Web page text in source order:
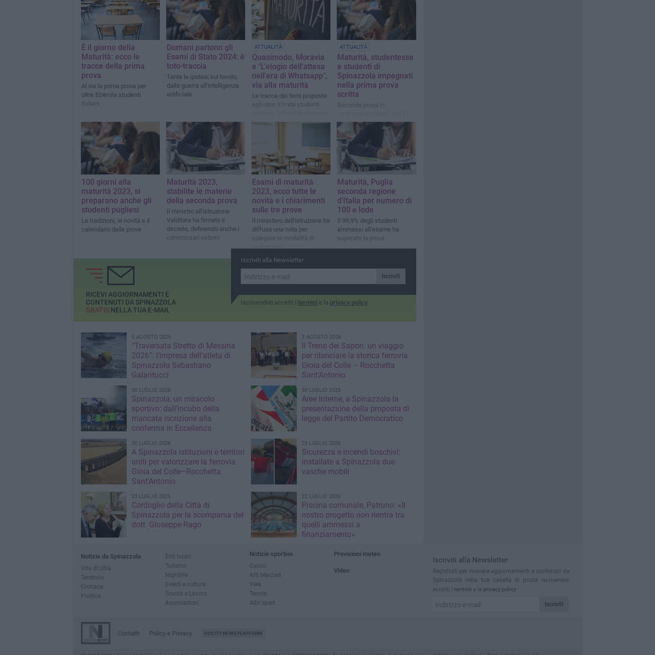
È il giorno della
Maturità: ecco le
tracce della prima
prova
Al via la prima prova per
oltre 524mila studenti
italiani
Domani partono gli
Esami di Stato 2024: è
toto-traccia
Tante le ipotesi sul tavolo,
dalla guerra all'intelligenza
artificiale
ATTUALITÀ
Quasimodo, Moravia
e "L'elogio dell'attesa
nell'era di Whatsapp",
via alla maturità
Le tracce dei temi proposte
agli oltre 37mila studenti
prova scritta
ATTUALITÀ
Maturità, studentesse
e studenti di
Spinazzola impegnati
nella prima prova
scritta
Seconda prova in
gli orali
100 giorni alla
maturità 2023, si
preparano anche gli
studenti pugliesi
Le tradizioni, le novità e il
calendario delle prove
Maturità 2023,
stabilite le materie
della seconda prova
Il ministro all'istruzione
Valditara ha firmato il
decreto, definendo anche i
commissari esterni
Esami di maturità
2023, ecco tutte le
novità e i chiarimenti
sulle tre prove
Il ministero dell'istruzione ha
diffuso una nota per
spiegare le modalità di
svolgimento
Maturità, Puglia
seconda regione
d'Italia per numero di
100 e lode
Il 99,9% degli studenti
ammessi all'esame ha
superato la prova
Iscriviti alla Newsletter
Iscriviti
Iscrivendoti accetti i termini e la privacy policy
RICEVI AGGIORNAMENTI E
CONTENUTI DA SPINAZZOLA
GRATISNELLA TUA E-MAIL
5 AGOSTO 2026
“Traversata Stretto di Messina
2026”: l’impresa dell’atleta di
Spinazzola Sebastiano
Galantucci
3 AGOSTO 2026
Il Treno dei Sapori: un viaggio
per rilanciare la storica ferrovia
Gioia del Colle – Rocchetta
Sant’Antonio
30 LUGLIO 2026
Spinazzola, un miracolo
sportivo: dall’incubo della
mancata iscrizione alla
conferma in Eccellenza
30 LUGLIO 2026
Aree Interne, a Spinazzola la
presentazione della proposta di
legge del Partito Democratico
30 LUGLIO 2026
A Spinazzola istituzioni e territori
uniti per valorizzare la ferrovia
Gioia del Colle–Rocchetta
Sant'Antonio
23 LUGLIO 2026
Sicurezza e incendi boschivi:
installate a Spinazzola due
vasche mobili
23 LUGLIO 2026
Cordoglio della Città di
Spinazzola per la scomparsa del
dott. Giuseppe Rago
22 LUGLIO 2026
Piscina comunale, Patruno: «Il
nostro progetto non rientra tra
quelli ammessi a
finanziamento»
Notizie da Spinazzola
Vita di città
Territorio
Cronaca
Politica
Enti locali
Turismo
Nightlife
Eventi e cultura
Scuola e Lavoro
Associazioni
Notizie sportive
Calcio
Arti Marziali
Vela
Tennis
Altri sport
Previsioni meteo
Video
Iscriviti alla Newsletter
Registrati per ricevere aggiornamenti e contenuti da
Spinazzola nella tua casella di posta
Iscrivendoti
accetti i termini e la privacy policy
Iscriviti
Contatti Policy e Privacy GOCITY NEWS PLATFORM